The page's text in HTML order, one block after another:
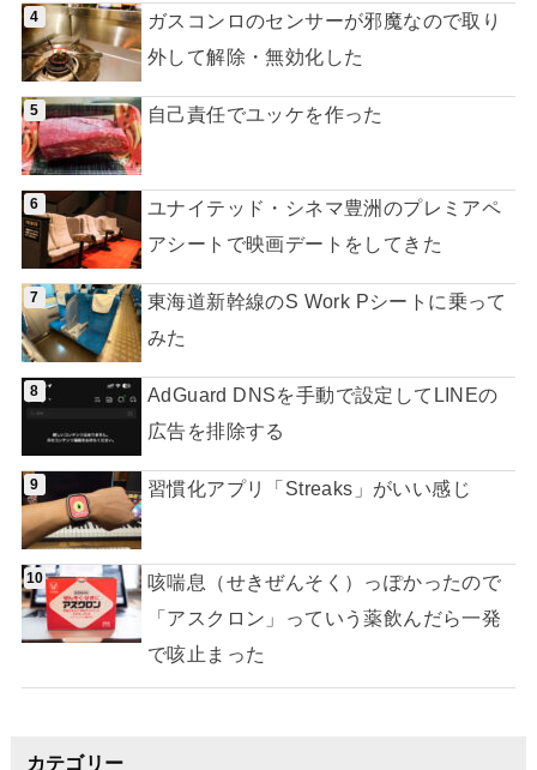
ガスコンロのセンサーが邪魔なので取り
外して解除・無効化した
自己責任でユッケを作った
ユナイテッド・シネマ豊洲のプレミアペ
アシートで映画デートをしてきた
東海道新幹線のS Work Pシートに乗って
みた
AdGuard DNSを手動で設定してLINEの
広告を排除する
習慣化アプリ「Streaks」がいい感じ
咳喘息（せきぜんそく）っぽかったので
「アスクロン」っていう薬飲んだら一発
で咳止まった
カテゴリー